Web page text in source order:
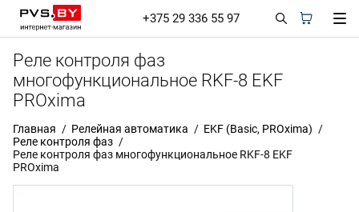
+375 29 336 55 97
Реле контроля фаз
многофункциональное RKF-8 EKF
PROxima
Главная Релейная автоматика
EKF (Basic, PROxima)
Реле контроля фаз
Реле контроля фаз многофункциональное RKF-8 EKF
PROxima